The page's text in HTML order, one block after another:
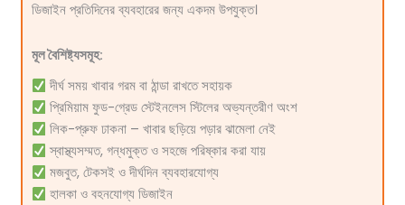
ডিজাইন প্রতিদিনের ব্যবহারের জন্য একদম উপযুক্ত।
মূল বৈশিষ্ট্যসমূহ:
দীর্ঘ সময় খাবার গরম বা ঠান্ডা রাখতে সহায়ক
প্রিমিয়াম ফুড-গ্রেড স্টেইনলেস স্টিলের অভ্যন্তরীণ অংশ
লিক-প্রুফ ঢাকনা – খাবার ছড়িয়ে পড়ার ঝামেলা নেই
স্বাস্থ্যসম্মত, গন্ধমুক্ত ও সহজে পরিষ্কার করা যায়
মজবুত, টেকসই ও দীর্ঘদিন ব্যবহারযোগ্য
হালকা ও বহনযোগ্য ডিজাইন